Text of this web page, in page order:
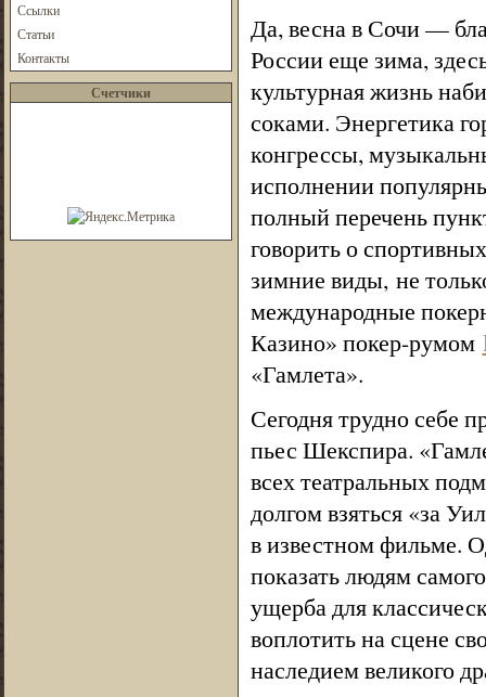
Ссылки
Статьи
Контакты
Счетчики
Да, весна в Сочи —
России еще зима,
культурная жизнь
соками. Энергетика
конгрессы,
исполнении
полный перечень
говорить о
зимние виды, не
международные
Казино» покер-румом
«Гамлета».
Сегодня трудно себе
пьес Шекспира.
всех театральных
долгом взяться «за
в известном фильме.
показать людям
ущерба для
воплотить на сцене
наследием великого